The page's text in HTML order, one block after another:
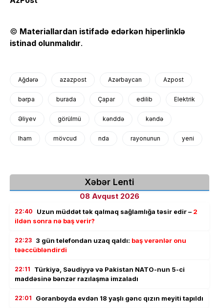
© Materiallardan istifadə edərkən hiperlinklə
istinad olunmalıdır.
Ağdərə azazpost Azərbaycan Azpost
bərpa burada Çapar edilib Elektrik
Əliyev görülmü kənddə kəndə
lham mövcud nda rayonunun yeni
Xəbər Lenti
08 Avqust 2026
22:40 Uzun müddət tək qalmaq sağlamlığa təsir edir – 2
ildən sonra nə baş verir?
22:23 3 gün telefondan uzaq qaldı: baş verənlər onu
təəccübləndirdi
22:11
Türkiyə, Səudiyyə və Pakistan NATO-nun 5-ci
maddəsinə bənzər razılaşma imzaladı
22:01 Goranboyda evdən 18 yaşlı gənc qızın meyiti tapıldı